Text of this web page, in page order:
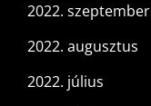
2022. szeptember
2022. augusztus
2022. július